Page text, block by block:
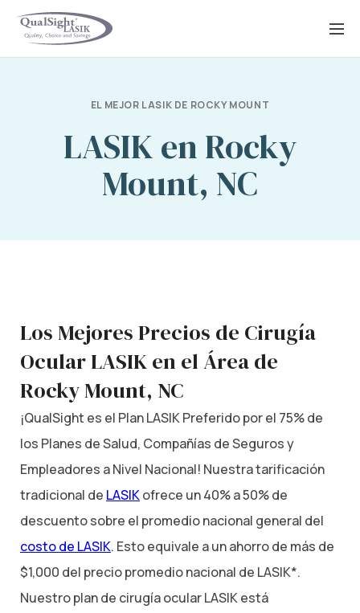
Saltar
EL MEJOR LASIK DE ROCKY MOUNT
LASIK en Rocky
Mount, NC
Los Mejores Precios de Cirugía
Ocular LASIK en el Área de
Rocky Mount, NC
¡QualSight es el Plan LASIK Preferido por el 75% de
los Planes de Salud, Compañías de Seguros y
Empleadores a Nivel Nacional! Nuestra tarificación
tradicional de LASIKofrece un 40% a 50% de
descuento sobre el promedio nacional general del
costo de LASIK. Esto equivale a un ahorro de más de
$1,000 del precio promedio nacional de LASIK*.
Nuestro plan de cirugía ocular LASIK está